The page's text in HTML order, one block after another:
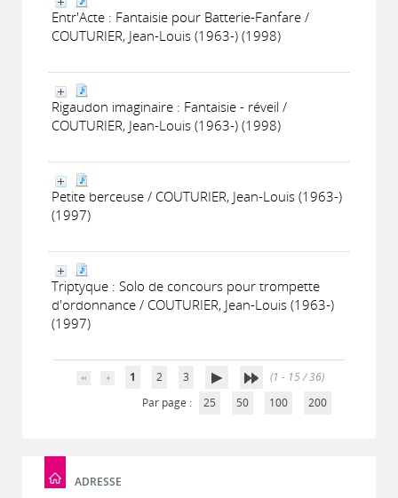
Entr'Acte : Fantaisie pour Batterie-Fanfare /
COUTURIER, Jean-Louis (1963-) (1998)
Rigaudon imaginaire : Fantaisie - réveil /
COUTURIER, Jean-Louis (1963-) (1998)
Petite berceuse / COUTURIER, Jean-Louis (1963-)
(1997)
Triptyque : Solo de concours pour trompette
d'ordonnance / COUTURIER, Jean-Louis (1963-)
(1997)
1 2 3
(1 - 15 / 36)
Par page :
25 50 100 200
ADRESSE